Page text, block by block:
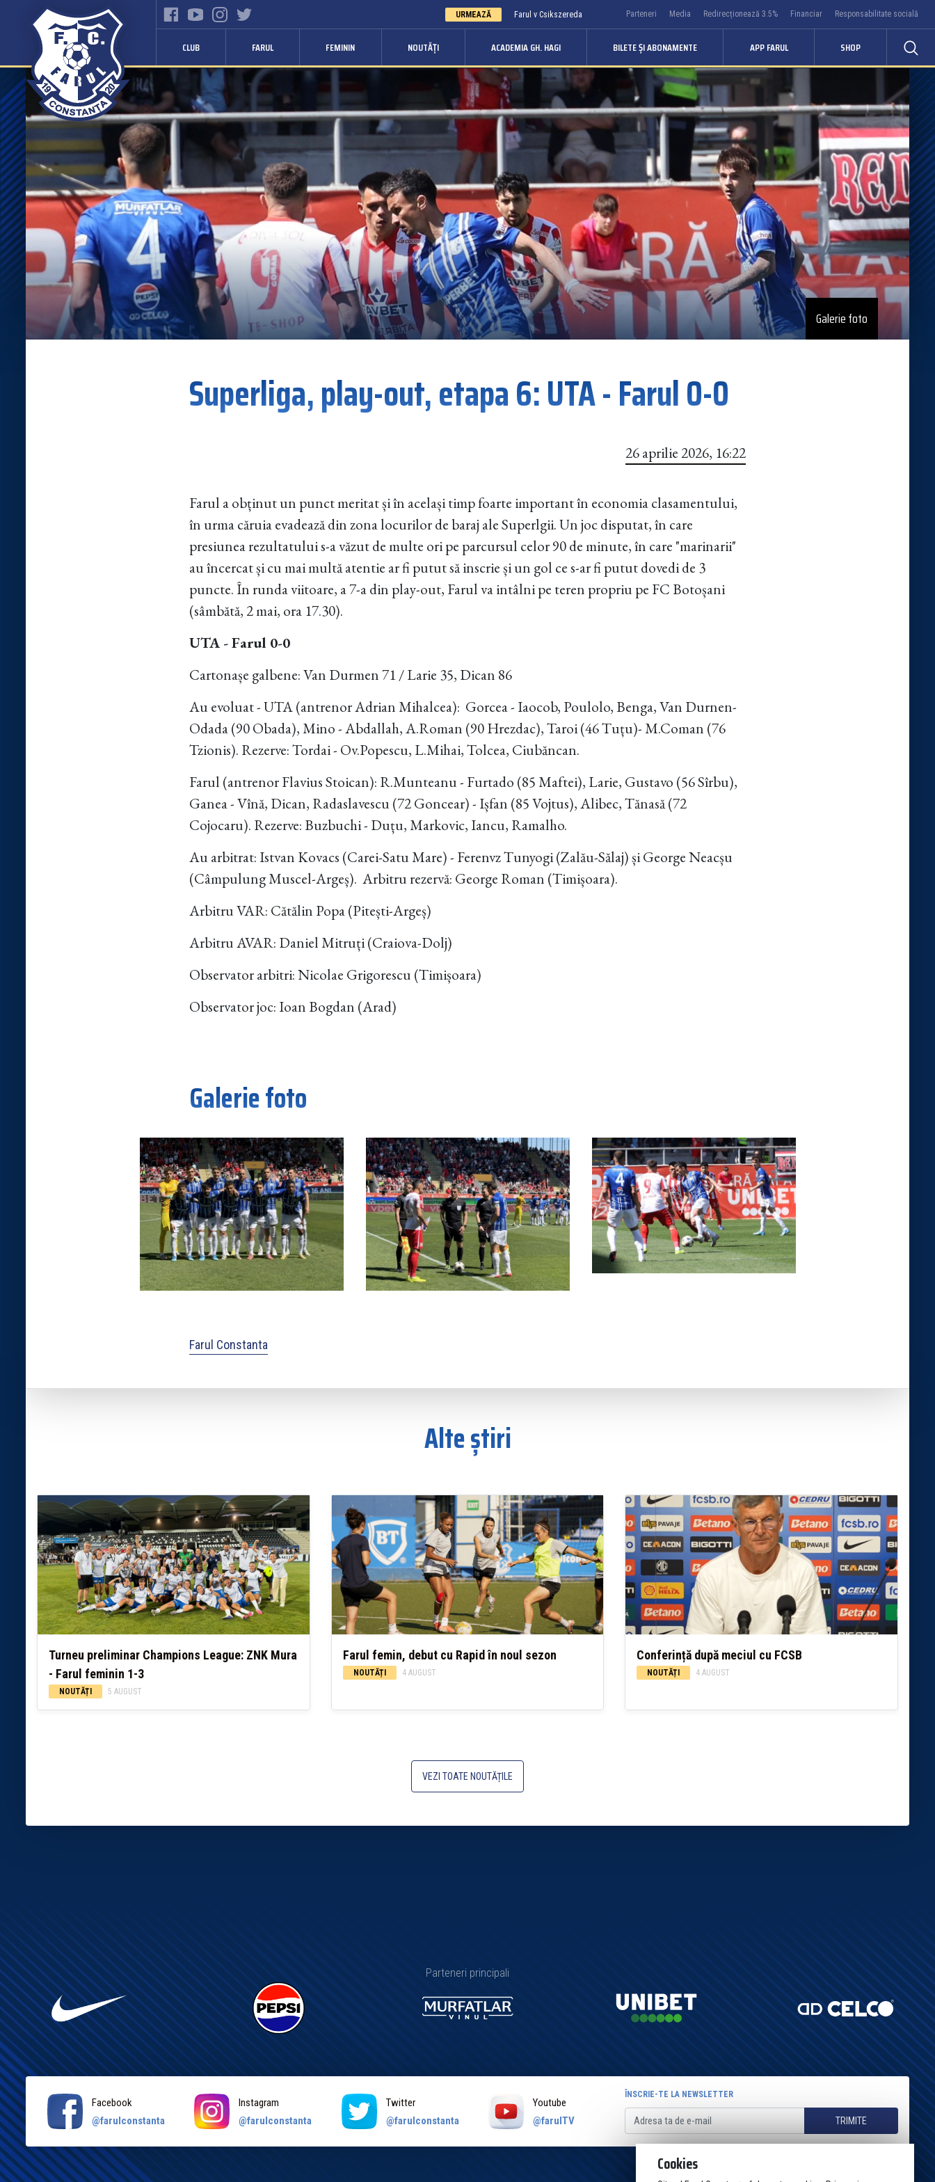
URMEAZĂ Farul v Csikszereda Parteneri Media Redirecționează 3.5% Financiar Responsabilitate socială
CLUB FARUL FEMININ NOUTĂȚI ACADEMIA GH. HAGI BILETE ȘI ABONAMENTE APP FARUL SHOP
Galerie foto
Superliga, play-out, etapa 6: UTA - Farul 0-0
26 aprilie 2026, 16:22
Farul a obținut un punct meritat și în același timp foarte important în economia clasamentului,
în urma căruia evadează din zona locurilor de baraj ale Superlgii. Un joc disputat, în care
presiunea rezultatului s-a văzut de multe ori pe parcursul celor 90 de minute, în care "marinarii"
au încercat și cu mai multă atentie ar fi putut să inscrie și un gol ce s-ar fi putut dovedi de 3
puncte. În runda viitoare, a 7-a din play-out, Farul va intâlni pe teren propriu pe FC Botoșani
(sâmbătă, 2 mai, ora 17.30).
UTA - Farul 0-0
Cartonașe galbene: Van Durmen 71 / Larie 35, Dican 86
Au evoluat - UTA (antrenor Adrian Mihalcea): Gorcea - Iaocob, Poulolo, Benga, Van Durnen-
Odada (90 Obada), Mino - Abdallah, A.Roman (90 Hrezdac), Taroi (46 Tuțu)- M.Coman (76
Tzionis). Rezerve: Tordai - Ov.Popescu, L.Mihai, Tolcea, Ciubăncan.
Farul (antrenor Flavius Stoican): R.Munteanu - Furtado (85 Maftei), Larie, Gustavo (56 Sîrbu),
Ganea - Vînă, Dican, Radaslavescu (72 Goncear) - Ișfan (85 Vojtus), Alibec, Tănasă (72
Cojocaru). Rezerve: Buzbuchi - Duțu, Markovic, Iancu, Ramalho.
Au arbitrat: Istvan Kovacs (Carei-Satu Mare) - Ferenvz Tunyogi (Zalău-Sălaj) și George Neacșu
(Câmpulung Muscel-Argeș). Arbitru rezervă: George Roman (Timișoara).
Arbitru VAR: Cătălin Popa (Pitești-Argeș)
Arbitru AVAR: Daniel Mitruți (Craiova-Dolj)
Observator arbitri: Nicolae Grigorescu (Timișoara)
Observator joc: Ioan Bogdan (Arad)
Galerie foto
Farul Constanta
Alte știri
Turneu preliminar Champions League: ZNK Mura
- Farul feminin 1-3
NOUTĂȚI 5 AUGUST
Farul femin, debut cu Rapid în noul sezon
NOUTĂȚI 4 AUGUST
Conferință după meciul cu FCSB
NOUTĂȚI 4 AUGUST
VEZI TOATE NOUTĂȚILE
Parteneri principali
Facebook
@farulconstanta
Instagram
@farulconstanta
Twitter
@farulconstanta
Youtube
@farulTV
ÎNSCRIE-TE LA NEWSLETTER
TRIMITE
Cookies